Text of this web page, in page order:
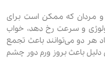
مردان که ممکن است برای
و سرعت رخ دهد، خواب
هر دو می‌توانند باعث تجمع
باعث بروز ورم دور چشم